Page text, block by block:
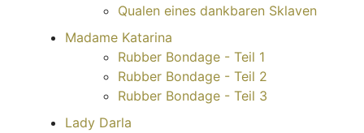
Qualen eines dankbaren Sklaven
Madame Katarina
Rubber Bondage - Teil 1
Rubber Bondage - Teil 2
Rubber Bondage - Teil 3
Lady Darla